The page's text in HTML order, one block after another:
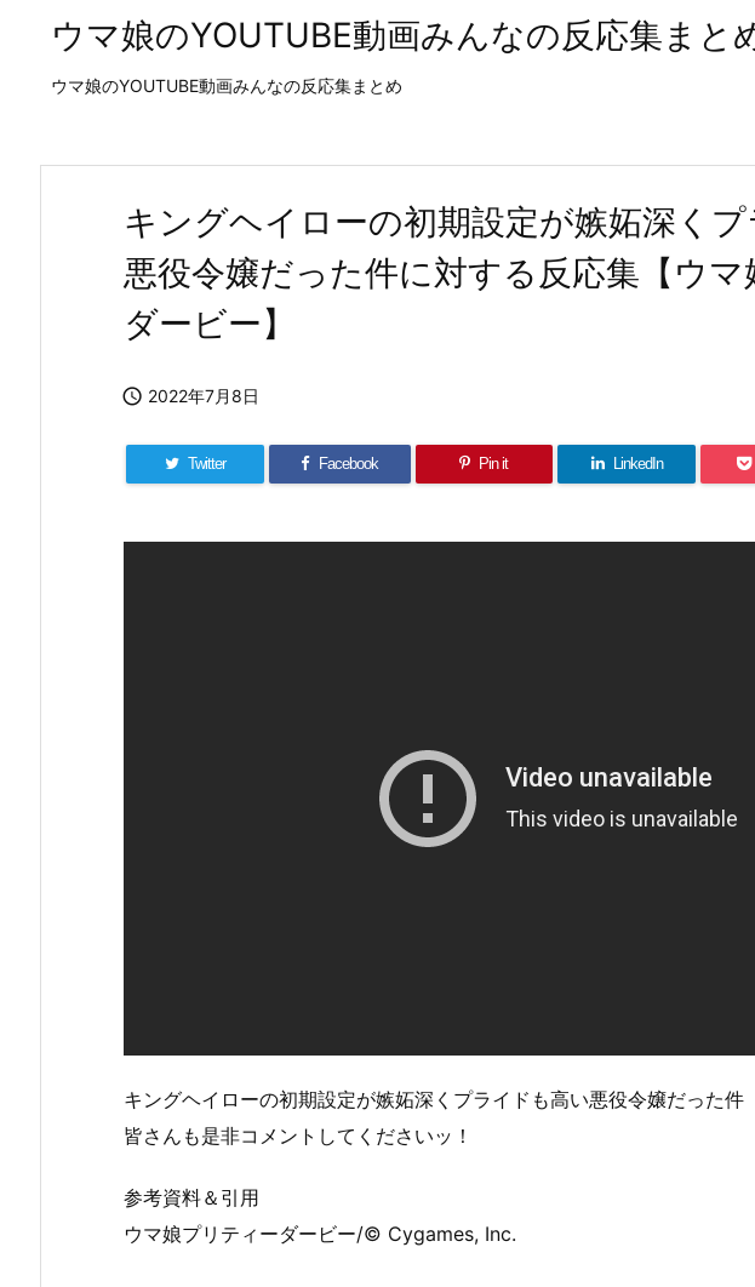
ウマ娘のYOUTUBE動画みんなの反応集まと
ウマ娘のYOUTUBE動画みんなの反応集まとめ
キングヘイローの初期設定が嫉妬深く
悪役令嬢だった件に対する反応集【ウ
ダービー】
 2022年7月8日
Twitter Facebook Pin it LinkedIn
キングヘイローの初期設定が嫉妬深くプライドも高い悪役令嬢だった件
皆さんも是非コメントしてくださいッ！
参考資料＆引用
ウマ娘プリティーダービー/© Cygames, Inc.